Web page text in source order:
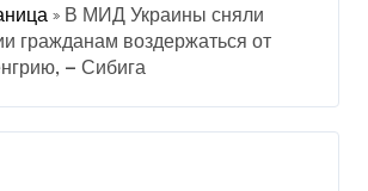
» В МИД Украины сняли
гражданам воздержаться от
— Сибига